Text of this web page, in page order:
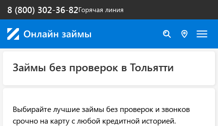
Горячая линия
8 (800) 302-36-82
Займы без проверок в Тольятти
Выбирайте лучшие займы без проверок и звонков
срочно на карту с любой кредитной историей.